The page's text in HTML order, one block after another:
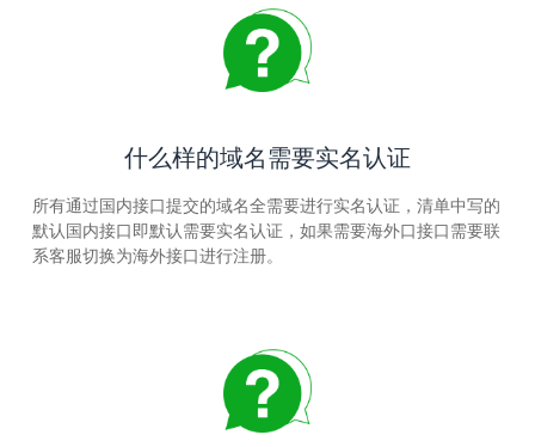
什么样的域名需要实名认证
所有通过国内接口提交的域名全需要进行实名认证，清单中写的
默认国内接口即默认需要实名认证，如果需要海外口接口需要联
系客服切换为海外接口进行注册。